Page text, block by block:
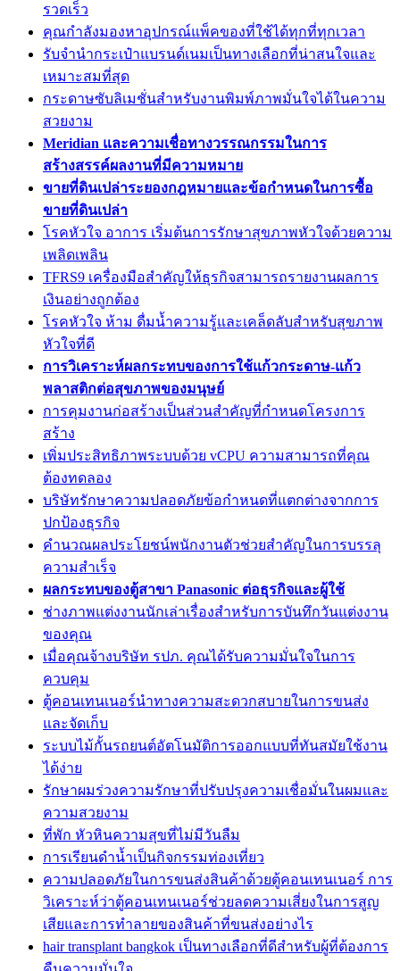
รวดเร็ว
คุณกำลังมองหาอุปกรณ์แพ็คของที่ใช้ได้ทุกที่ทุกเวลา
รับจำนำกระเป๋าแบรนด์เนมเป็นทางเลือกที่น่าสนใจและ
เหมาะสมที่สุด
กระดาษซับลิเมชั่นสำหรับงานพิมพ์ภาพมั่นใจได้ในความ
สวยงาม
Meridian และความเชื่อทางวรรณกรรมในการ
สร้างสรรค์ผลงานที่มีความหมาย
ขายที่ดินเปล่าระยองกฎหมายและข้อกำหนดในการซื้อ
ขายที่ดินเปล่า
โรคหัวใจ อาการ เริ่มต้นการรักษาสุขภาพหัวใจด้วยความ
เพลิดเพลิน
TFRS9 เครื่องมือสำคัญให้ธุรกิจสามารถรายงานผลการ
เงินอย่างถูกต้อง
โรคหัวใจ ห้าม ดื่มน้ำความรู้และเคล็ดลับสำหรับสุขภาพ
หัวใจที่ดี
การวิเคราะห์ผลกระทบของการใช้แก้วกระดาษ-แก้ว
พลาสติกต่อสุขภาพของมนุษย์
การคุมงานก่อสร้างเป็นส่วนสำคัญที่กำหนดโครงการ
สร้าง
เพิ่มประสิทธิภาพระบบด้วย vCPU ความสามารถที่คุณ
ต้องทดลอง
บริษัทรักษาความปลอดภัยข้อกำหนดที่แตกต่างจากการ
ปกป้องธุรกิจ
คำนวณผลประโยชน์พนักงานตัวช่วยสำคัญในการบรรลุ
ความสำเร็จ
ผลกระทบของตู้สาขา Panasonic ต่อธุรกิจและผู้ใช้
ช่างภาพแต่งงานนักเล่าเรื่องสำหรับการบันทึกวันแต่งงาน
ของคุณ
เมื่อคุณจ้างบริษัท รปภ. คุณได้รับความมั่นใจในการ
ควบคุม
ตู้คอนเทนเนอร์นำทางความสะดวกสบายในการขนส่ง
และจัดเก็บ
ระบบไม้กั้นรถยนต์อัตโนมัติการออกแบบที่ทันสมัยใช้งาน
ได้ง่าย
รักษาผมร่วงความรักษาที่ปรับปรุงความเชื่อมั่นในผมและ
ความสวยงาม
ที่พัก หัวหินความสุขที่ไม่มีวันลืม
การเรียนดำน้ำเป็นกิจกรรมท่องเที่ยว
ความปลอดภัยในการขนส่งสินค้าด้วยตู้คอนเทนเนอร์ การ
วิเคราะห์ว่าตู้คอนเทนเนอร์ช่วยลดความเสี่ยงในการสูญ
เสียและการทำลายของสินค้าที่ขนส่งอย่างไร
hair transplant bangkok เป็นทางเลือกที่ดีสำหรับผู้ที่ต้องการ